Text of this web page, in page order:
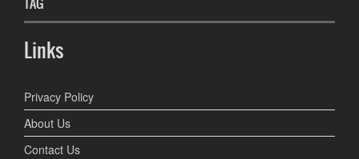
Links
Privacy Policy
About Us
Contact Us